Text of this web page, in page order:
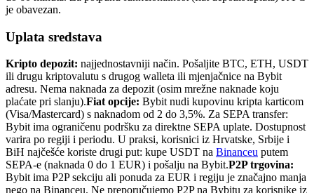
je obavezan.
Uplata sredstava
Kripto depozit: najjednostavniji način. Pošaljite BTC, ETH, USDT
ili drugu kriptovalutu s drugog walleta ili mjenjačnice na Bybit
adresu. Nema naknada za depozit (osim mrežne naknade koju
plaćate pri slanju).Fiat opcije: Bybit nudi kupovinu kripta karticom
(Visa/Mastercard) s naknadom od 2 do 3,5%. Za SEPA transfer:
Bybit ima ograničenu podršku za direktne SEPA uplate. Dostupnost
varira po regiji i periodu. U praksi, korisnici iz Hrvatske, Srbije i
BiH najčešće koriste drugi put: kupe USDT na Binanceu putem
SEPA-e (naknada 0 do 1 EUR) i pošalju na Bybit.P2P trgovina:
Bybit ima P2P sekciju ali ponuda za EUR i regiju je značajno manja
nego na Binanceu. Ne preporučujemo P2P na Bybitu za korisnike iz